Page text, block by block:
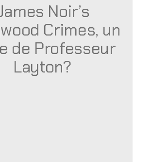
Noir’s
Crimes, un
de Professeur
Layton?